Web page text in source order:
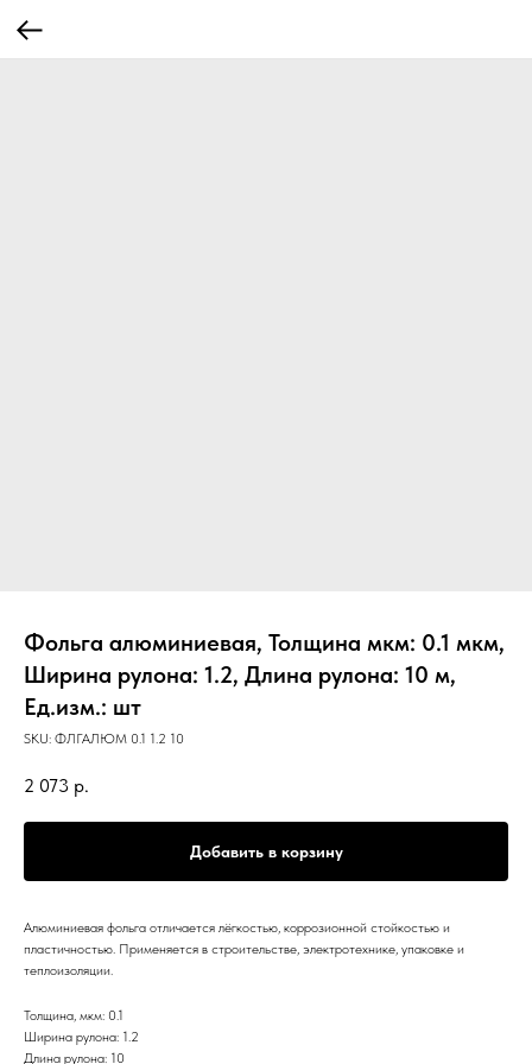
Фольга алюминиевая, Толщина мкм: 0.1 мкм,
Ширина рулона: 1.2, Длина рулона: 10 м,
Ед.изм.: шт
SKU: ФЛГАЛЮМ 0.1 1.2 10
2 073 р.
Добавить в корзину
Алюминиевая фольга отличается лёгкостью, коррозионной стойкостью и
пластичностью. Применяется в строительстве, электротехнике, упаковке и
теплоизоляции.
Толщина, мкм: 0.1
Ширина рулона: 1.2
Длина рулона: 10